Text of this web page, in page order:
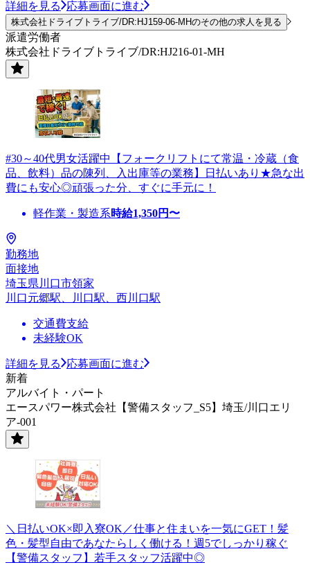
詳細を見る 応募画面に進む
株式会社ドライブトライブ/DR:HJ159-06-MHのその他の求人を見る
派遣労働者
株式会社ドライブトライブ/DR:HJ216-01-MH
#30～40代男女活躍中【フォークリフトにて常温・冷蔵（食
品、飲料）品の陳列、入出庫等の業務】日払いあり★急な出
費にも安心◎頑張った分、すぐに手元に！
軽作業・製造系時給1,350円〜
勤務地
面接地
埼玉県川口市領家
川口元郷駅、川口駅、西川口駅
交通費支給
未経験OK
詳細を見る
応募画面に進む
新着
アルバイト・パート
エースパワー株式会社【警備スタッフ_S5】埼玉/川口エリ
ア-001
＼日払いOK×即入寮OK／仕事と住まいを一気にGET！髪
色・髪型自由であなたらしく働ける！週5でしっかり稼ぐ
【警備スタッフ】若手スタッフ活躍中◎